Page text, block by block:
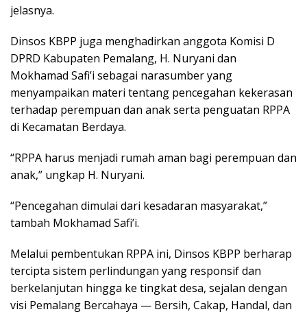
jelasnya.
Dinsos KBPP juga menghadirkan anggota Komisi D
DPRD Kabupaten Pemalang, H. Nuryani dan
Mokhamad Safi’i sebagai narasumber yang
menyampaikan materi tentang pencegahan kekerasan
terhadap perempuan dan anak serta penguatan RPPA
di Kecamatan Berdaya.
“RPPA harus menjadi rumah aman bagi perempuan dan
anak,” ungkap H. Nuryani.
“Pencegahan dimulai dari kesadaran masyarakat,”
tambah Mokhamad Safi’i.
Melalui pembentukan RPPA ini, Dinsos KBPP berharap
tercipta sistem perlindungan yang responsif dan
berkelanjutan hingga ke tingkat desa, sejalan dengan
visi Pemalang Bercahaya — Bersih, Cakap, Handal, dan